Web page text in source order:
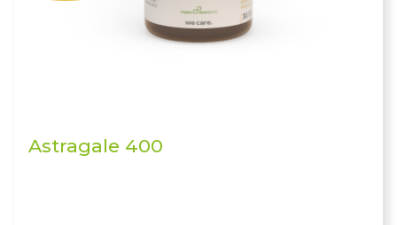
Astragale 400